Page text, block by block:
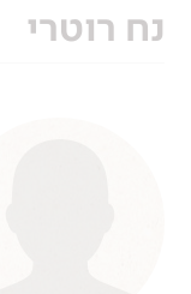
נח רוטרי